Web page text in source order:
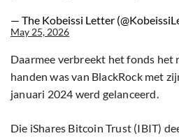
— The Kobeissi Letter
May 25, 2026
Daarmee verbreekt het fonds het
handen was van BlackRock met
januari 2024 werd gelanceerd.
Die iShares Bitcoin Trust (IBIT)